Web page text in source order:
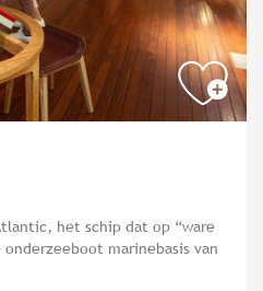
het schip dat op “ware
marinebasis van